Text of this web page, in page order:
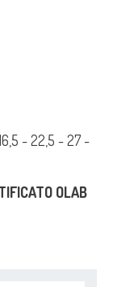
- 22,5 - 27 -
OLAB